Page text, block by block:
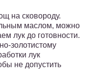
на сковороду.
маслом, можно
лук до готовности.
золотистому
лук
не допустить